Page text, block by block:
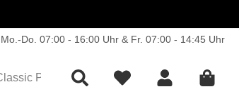
Mo.-Do. 07:00 - 16:00 Uhr & Fr. 07:00 - 14:45 Uhr
Parts Sale Collection